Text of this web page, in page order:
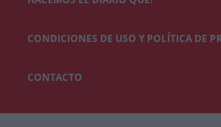
CONDICIONES DE USO Y POLÍTICA DE
CONTACTO